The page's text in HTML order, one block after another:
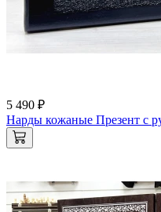
5 490 ₽
Нарды кожаные Презент с